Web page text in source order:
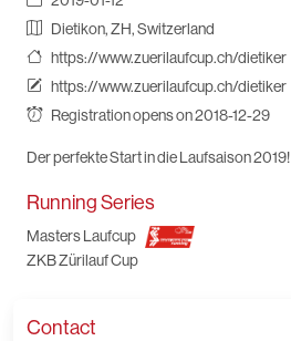
Dietikon, ZH, Switzerland
https://www.zuerilaufcup.ch/dietiker
https://www.zuerilaufcup.ch/dietiker
Registration opens on 2018-12-29
Der perfekte Start in die Laufsaison 2019!
Running Series
Masters Laufcup
ZKB Zürilauf Cup
Contact